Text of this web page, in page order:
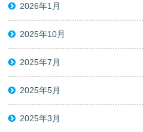
2026年1月
2025年10月
2025年7月
2025年5月
2025年3月